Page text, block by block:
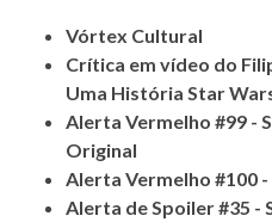
Vórtex Cultural
Crítica em vídeo do
Uma História Star
Alerta Vermelho #99 -
Original
Alerta Vermelho #100
Alerta de Spoiler #35 -